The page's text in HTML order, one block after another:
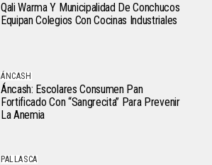
Qali Warma Y Municipalidad De Conchucos
Equipan Colegios Con Cocinas Industriales
ÁNCASH
Áncash: Escolares Consumen Pan
Fortificado Con “sangrecita” Para Prevenir
La Anemia
PALLASCA